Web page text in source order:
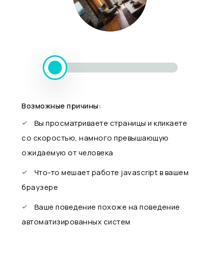
Возможные причины:
Вы просматриваете страницы и кликаете
со скоростью, намного превышающую
ожидаемую от человека
Что-то мешает работе javascript в вашем
браузере
Ваше поведение похоже на поведение
автоматизированных систем